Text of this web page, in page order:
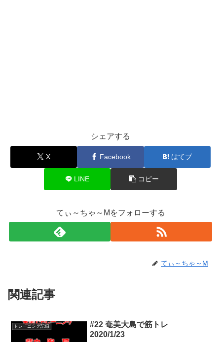
シェアする
X Facebook はてブ
LINE コピー
てぃ～ちゃ～Mをフォローする
てぃ～ちゃ～M
関連記事
トレーニング記録
#22 奄美大島で筋トレ
2020/1/23